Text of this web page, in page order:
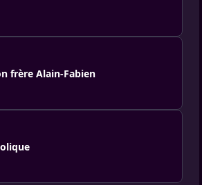
frère Alain-Fabien